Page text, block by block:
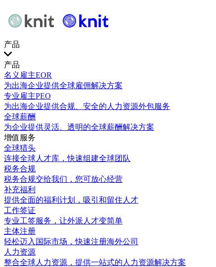
产品
产品
名义雇主EOR
为出海企业提供全球雇佣解决方案
专业雇主PEO
为出海企业提供合规、安全的人力资源外包服务
全球薪酬
为企业提供灵活、透明的全球薪酬解决方案
增值服务
全球猎头
连接全球人才库，快速组建全球团队
税务合规
税务合规交给我们，您可放心经营
补充福利
提供全面的福利计划，吸引和留住人才
工作签证
专业工签服务，让外派人才变简单
主体注册
轻松迈入国际市场，快速注册海外公司
人力资源
整合全球人力资源，提供一站式的人力资源解决方案